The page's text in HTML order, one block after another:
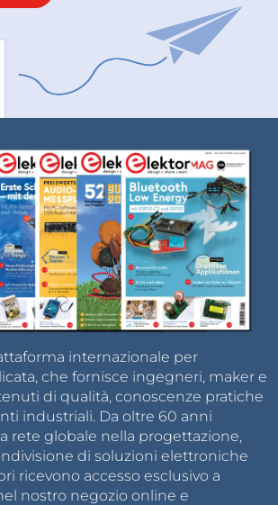
internazionale per
che fornisce ingegneri, maker e
di qualità, conoscenze pratiche
industriali. Da oltre 60 anni
rete globale nella progettazione,
di soluzioni elettroniche
ricevono accesso esclusivo a
nostro negozio online e